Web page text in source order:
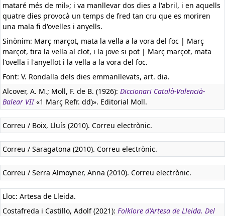
mataré més de mil»; i va manllevar dos dies a l'abril, i en aquells
quatre dies provocà un temps de fred tan cru que es moriren
una mala fi d'ovelles i anyells.
Sinònim: Març marçot, mata la vella a la vora del foc | Març
marçot, tira la vella al clot, i la jove si pot | Març marçot, mata
l'ovella i l'anyellot i la vella a la vora del foc.
Font: V. Rondalla dels dies emmanllevats, art. dia.
Alcover, A. M.; Moll, F. de B. (1926): Diccionari Català-Valencià-
Balear VII«1 Març Refr. dd)». Editorial Moll.
Correu / Boix, Lluís (2010). Correu electrònic.
Correu / Saragatona (2010). Correu electrònic.
Correu / Serra Almoyner, Anna (2010). Correu electrònic.
Lloc: Artesa de Lleida.
Costafreda i Castillo, Adolf (2021): Folklore d'Artesa de Lleida. Del